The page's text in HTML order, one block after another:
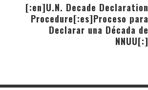
[:en]U.N. Decade Declaration
Procedure[:es]Proceso para
Declarar una Década de
NNUU[:]